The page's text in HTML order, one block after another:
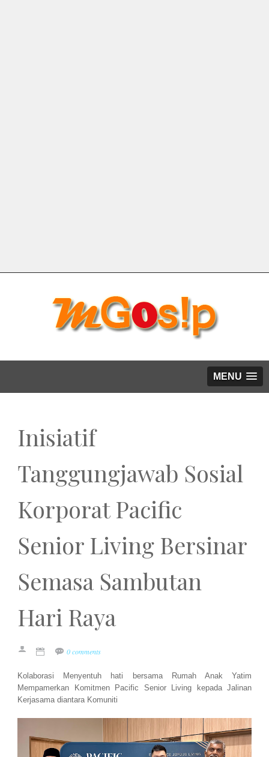
MENU
Inisiatif
Tanggungjawab Sosial
Korporat Pacific
Senior Living Bersinar
Semasa Sambutan
Hari Raya
0 comments
Kolaborasi Menyentuh hati bersama Rumah Anak Yatim
Mempamerkan Komitmen Pacific Senior Living kepada Jalinan
Kerjasama diantara Komuniti